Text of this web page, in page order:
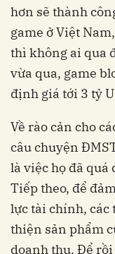
hơn sẽ thành
game ở Việt
thì không ai qua
vừa qua, game
định giá tới 3 tỷ
Về rào cản cho
câu chuyện
là việc họ đã
Tiếp theo, để
lực tài chính, các
thiện sản phẩm
doanh thu. Để